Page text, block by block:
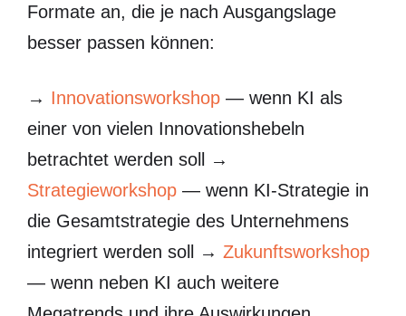
Formate an, die je nach Ausgangslage
besser passen können:
→ Innovationsworkshop — wenn KI als
einer von vielen Innovationshebeln
betrachtet werden soll →
Strategieworkshop — wenn KI-Strategie in
die Gesamtstrategie des Unternehmens
integriert werden soll → Zukunftsworkshop
— wenn neben KI auch weitere